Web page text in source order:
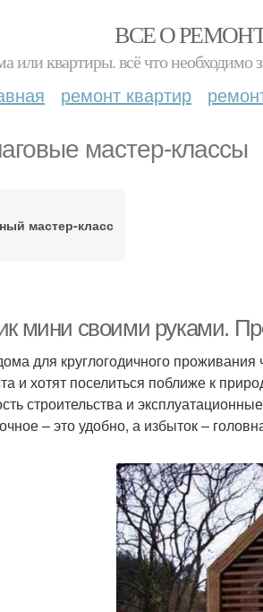
ВСЕ О
или квартиры. всё что
ремонт квартир
мастер-классы
мастер-класс
мини своими руками.
для круглогодичного
и хотят поселиться поближе к
строительства и
– это удобно, а избыток –